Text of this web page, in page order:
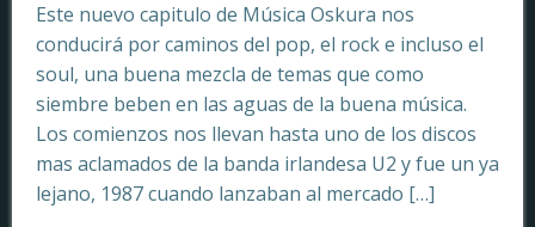
Este nuevo capitulo de Música Oskura nos
conducirá por caminos del pop, el rock e incluso el
soul, una buena mezcla de temas que como
siembre beben en las aguas de la buena música.
Los comienzos nos llevan hasta uno de los discos
mas aclamados de la banda irlandesa U2 y fue un ya
lejano, 1987 cuando lanzaban al mercado […]